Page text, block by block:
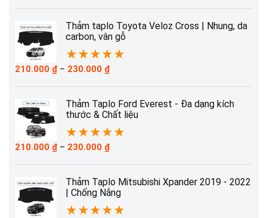
Thảm taplo Toyota Veloz Cross | Nhung, da
carbon, vân gỗ
★★★★★
210.000 ₫ – 230.000 ₫Khoảng
từ
210.000 ₫
đến
230.000 ₫
Thảm Taplo Ford Everest - Đa dạng kích
thước & Chất liệu
★★★★★
210.000 ₫ – 230.000 ₫Khoảng
từ
210.000 ₫
đến
230.000 ₫
Thảm Taplo Mitsubishi Xpander 2019 - 2022
| Chống Nắng
★★★★★